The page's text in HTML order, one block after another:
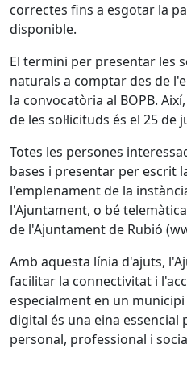
correctes fins a esgotar la
disponible.
El termini per presentar les
naturals a comptar des de
la convocatòria al BOPB.
de les sol·licituds és el 25 de
Totes les persones
bases i presentar per escrit
l'emplenament de la
l'Ajuntament, o bé
de l'Ajuntament de Rubió
Amb aquesta línia d'ajuts,
facilitar la connectivitat i
especialment en un
digital és una eina
personal, professional i